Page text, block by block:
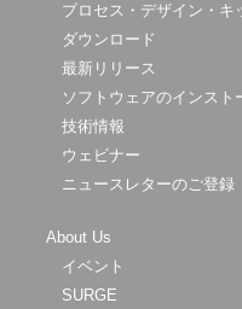
プロセス・デザイン・キ
ダウンロード
最新リリース
ソフトウェアのインスト
技術情報
ウェビナー
ニュースレターのご登録
About Us
イベント
SURGE